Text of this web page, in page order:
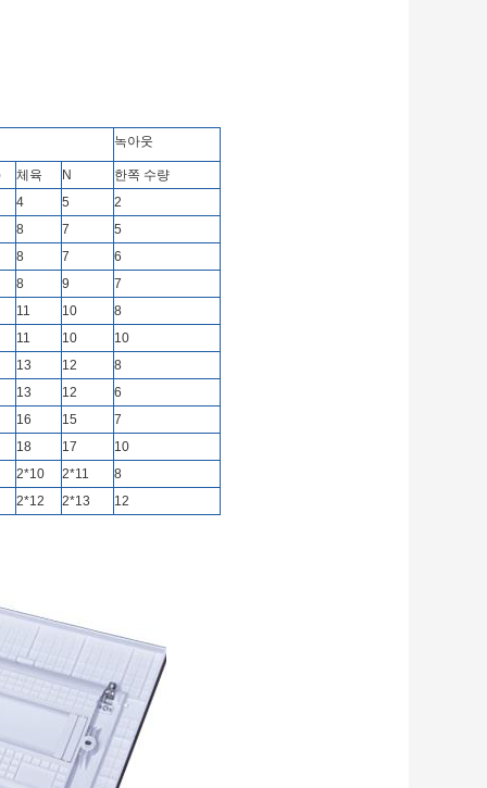
녹아웃
체육 N
한쪽 수량
4
5
2
8
7
5
8
7
6
8
9
7
11
10
8
11
10
10
13
12
8
13
12
6
16
15
7
18
17
10
2*10
2*11
8
2*12
2*13 12